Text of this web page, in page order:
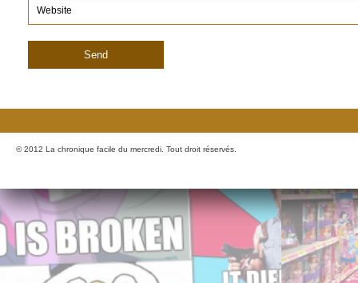
© 2012 La chronique facile du mercredi. Tout droit réservés.